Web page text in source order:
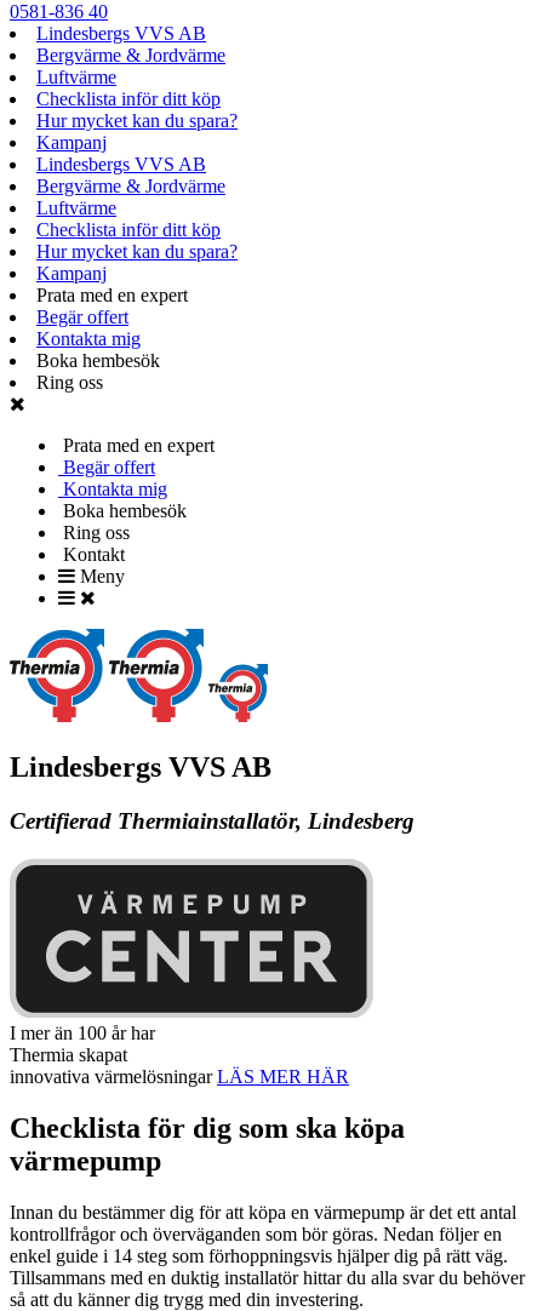
0581-836 40
Lindesbergs VVS AB
Bergvärme & Jordvärme
Luftvärme
Checklista inför ditt köp
Hur mycket kan du spara?
Kampanj
Lindesbergs VVS AB
Bergvärme & Jordvärme
Luftvärme
Checklista inför ditt köp
Hur mycket kan du spara?
Kampanj
Prata med en expert
Begär offert
Kontakta mig
Boka hembesök
Ring oss
Prata med en expert
Begär offert
Kontakta mig
Boka hembesök
Ring oss
Kontakt
Meny
Lindesbergs VVS AB
Certifierad Thermiainstallatör, Lindesberg
I mer än 100 år har
Thermia skapat
innovativa värmelösningar LÄS MER HÄR
Checklista för dig som ska köpa
värmepump
Innan du bestämmer dig för att köpa en värmepump är det ett antal
kontrollfrågor och överväganden som bör göras. Nedan följer en
enkel guide i 14 steg som förhoppningsvis hjälper dig på rätt väg.
Tillsammans med en duktig installatör hittar du alla svar du behöver
så att du känner dig trygg med din investering.